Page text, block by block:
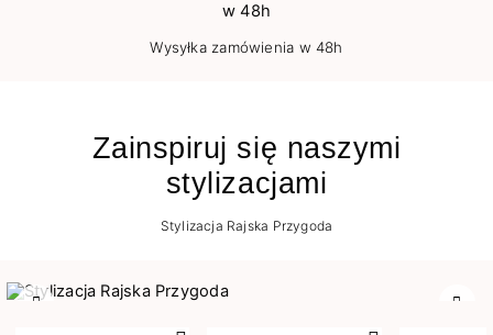
Wysyłka zamówienia w 48h
Zainspiruj się naszymi
stylizacjami
Stylizacja Rajska Przygoda